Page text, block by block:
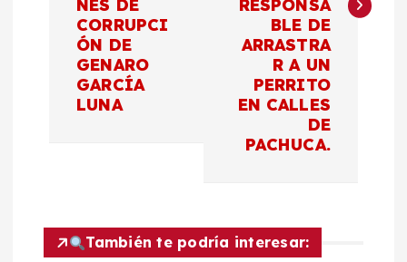
n
NES DE
CORRUPCI
ÓN DE
GENARO
GARCÍA
LUNA
RESPONSA
BLE DE
ARRASTRA
R A UN
PERRITO
EN CALLES
DE
PACHUCA.
También te podría interesar: